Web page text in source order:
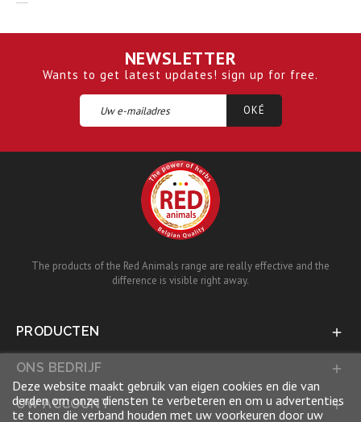
NEWSLETTER
Wants to get latest updates! sign up for free.
The products of the Red Animals range are really effective and the
difference is visible right away.
PRODUCTEN 
ONS BEDRIJF 
UW ACCOUNT 
Deze website maakt gebruik van eigen cookies en die van
derden om onze diensten te verbeteren en om u advertenties
te tonen die verband houden met uw voorkeuren door uw